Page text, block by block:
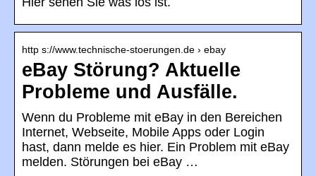
http s://www.technische-stoerungen.de › ebay
eBay Störung? Aktuelle
Probleme und Ausfälle.
Wenn du Probleme mit eBay in den Bereichen
Internet, Webseite, Mobile Apps oder Login
hast, dann melde es hier. Ein Problem mit eBay
melden. Störungen bei eBay …